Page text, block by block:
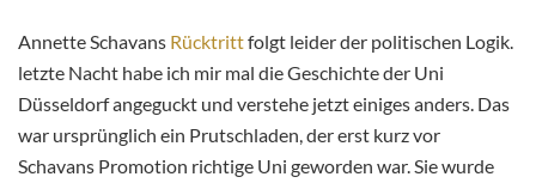
Annette Schavans Rücktrittfolgt leider der politischen Logik.
letzte Nacht habe ich mir mal die Geschichte der Uni
Düsseldorf angeguckt und verstehe jetzt einiges anders. Das
war ursprünglich ein Prutschladen, der erst kurz vor
Schavans Promotion richtige Uni geworden war. Sie wurde